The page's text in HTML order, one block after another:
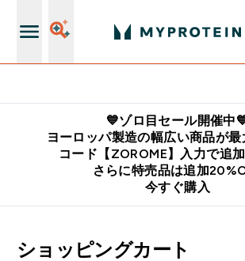
💙ゾロ目セール開催中
ヨーロッパ製造の幅広い商品が
コード【ZOROME】入力で追
さらに特売品は追加
今すぐ購入
ショッピングカート